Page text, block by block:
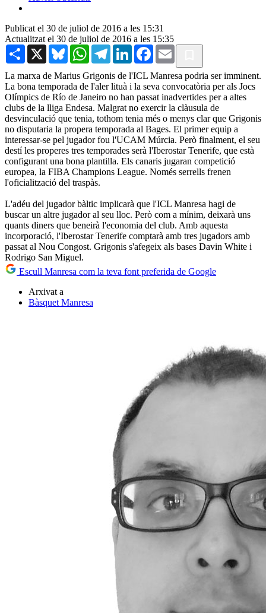
Publicat el 30 de juliol de 2016 a les 15:31
Actualitzat el 30 de juliol de 2016 a les 15:35
Share X BlueskyWhatsAppTelegramLinkedInFacebook
Email
La marxa de Marius Grigonis de l'ICL Manresa podria ser imminent.
La bona temporada de l'aler lituà i la seva convocatòria per als Jocs
Olímpics de Río de Janeiro no han passat inadvertides per a altes
clubs de la lliga Endesa. Malgrat no exercir la clàusula de
desvinculació que tenia, tothom tenia més o menys clar que Grigonis
no disputaria la propera temporada al Bages. El primer equip a
interessar-se pel jugador fou l'UCAM Múrcia. Però finalment, el seu
destí les properes tres temporades serà l'Iberostar Tenerife, que està
configurant una bona plantilla. Els canaris jugaran competició
europea, la FIBA Champions League. Només serrells frenen
l'oficialització del traspàs.
L'adéu del jugador bàltic implicarà que l'ICL Manresa hagi de
buscar un altre jugador al seu lloc. Però com a mínim, deixarà uns
quants diners que beneirà l'economia del club. Amb aquesta
incorporació, l'Iberostar Tenerife comptarà amb tres jugadors amb
passat al Nou Congost. Grigonis s'afegeix als bases Davin White i
Rodrigo San Miguel.
Escull Manresa com la teva font preferida de Google
Arxivat a
Bàsquet Manresa